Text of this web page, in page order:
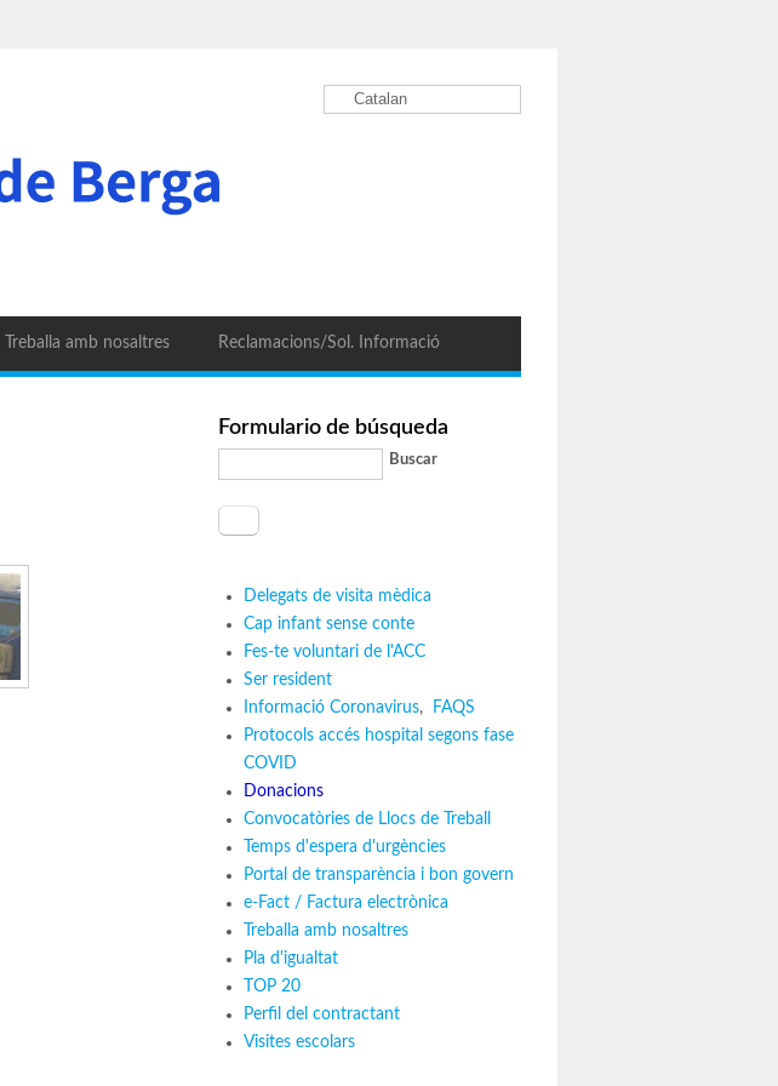
Catalan
Treballa amb nosaltres Reclamacions/Sol. Informació
Formulario de búsqueda
Buscar
Delegats de visita mèdica
Cap infant sense conte
Fes-te voluntari de l'ACC
Ser resident
Informació Coronavirus,
FAQS
Protocols accés hospital segons fase
COVID
Donacions
Convocatòries de Llocs de Treball
Temps d'espera d'urgències
Portal de transparència i bon govern
e-Fact / Factura electrònica
Treballa amb nosaltres
Pla d'igualtat
TOP 20
Perfil del contractant
Visites escolars